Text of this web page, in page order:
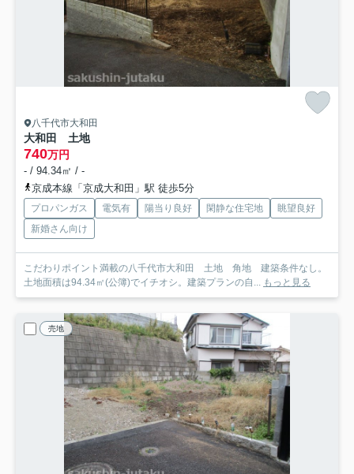
八千代市大和田
大和田 土地
740万円
- / 94.34㎡ / -
京成本線「京成大和田」駅 徒歩5分
プロパンガス 電気有 陽当り良好 閑静な住宅地
眺望良好
新婚さん向け
こだわりポイント満載の八千代市大和田 土地 角地 建築条件なし。
土地面積は94.34㎡(公簿)でイチオシ。建築プランの自... もっと見る
売地